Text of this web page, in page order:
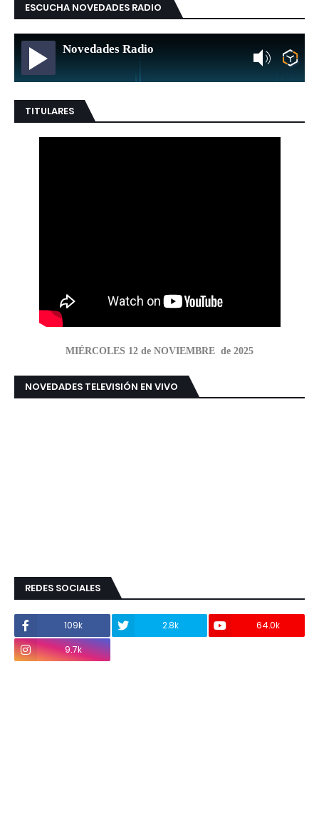
ESCUCHA NOVEDADES RADIO
Novedades Radio
TITULARES
MIÉRCOLES 12 de NOVIEMBRE de 2025
NOVEDADES TELEVISIÓN EN VIVO
REDES SOCIALES
109k 2.8k
64.0k
9.7k